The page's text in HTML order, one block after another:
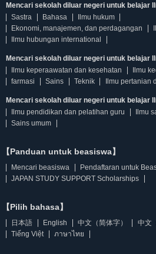
Mencari sekolah diluar negeri untuk belajar
Sastra
Bahasa
Ilmu hukum
Ekonomi, manajemen, dan perdagangan
Ilmu hubungan international
Mencari sekolah diluar negeri untuk belajar
Ilmu keperaawatan dan kesehatan
Ilmu
farmasi
Sains Teknik Ilmu pertanian
Mencari sekolah diluar negeri untuk belajar
Ilmu pendidikan dan pelatihan guru
Ilmu
Sains umum
【Panduan untuk beasiswa】
Mencari beasiswa
Pendaftaran untuk
JAPAN STUDY SUPPORT Scholarships
【Pilih bahasa】
日本語 English 中文（简体字） 中文
Tiếng Việt
ภาษาไทย